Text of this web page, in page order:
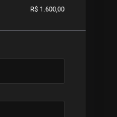
R$ 1.600,00